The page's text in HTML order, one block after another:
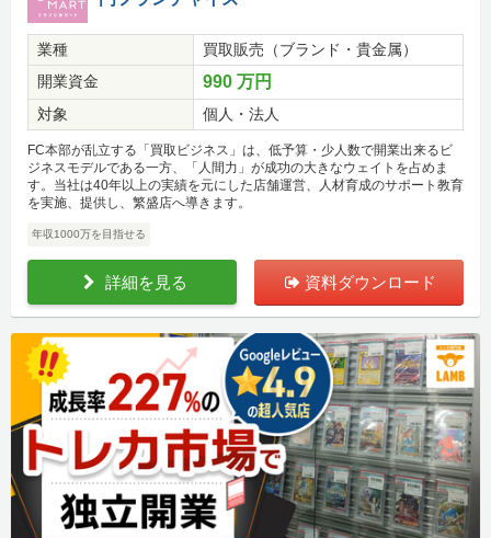
業種
買取販売（ブランド・貴金属）
開業資金
990 万円
対象 個人・法人
FC本部が乱立する「買取ビジネス」は、低予算・少人数で開業出来るビ
ジネスモデルである一方、「人間力」が成功の大きなウェイトを占めま
す。当社は40年以上の実績を元にした店舗運営、人材育成のサポート教育
を実施、提供し、繁盛店へ導きます。
年収1000万を目指せる
詳細を見る 資料ダウンロード